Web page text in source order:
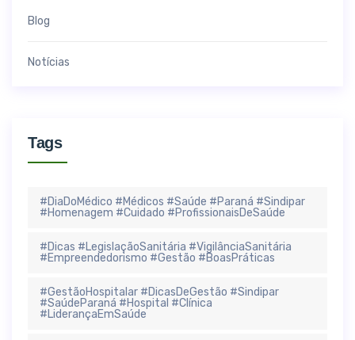
Blog
Notícias
Tags
#DiaDoMédico #Médicos #Saúde #Paraná #Sindipar
#Homenagem #Cuidado #ProfissionaisDeSaúde
#Dicas #LegislaçãoSanitária #VigilânciaSanitária
#Empreendedorismo #Gestão #BoasPráticas
#GestãoHospitalar #DicasDeGestão #Sindipar
#SaúdeParaná #Hospital #Clínica
#LiderançaEmSaúde